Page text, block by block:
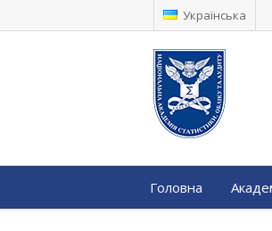
Українська
Головна